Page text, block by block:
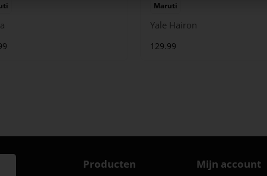
Maruti
Yale Hairon
129.99
Producten Mijn account